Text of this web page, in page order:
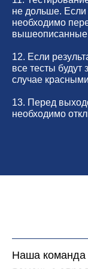
не дольше. Если
необходимо
вышеописанные
12. Если
все тесты
случае
13. Перед
необходимо
Наша команда
Горячая линия: +7
20:00, без выходных
и праздничных дней
111033, город
Муниципальный
Сервис УЗИ
info@raylink.ru